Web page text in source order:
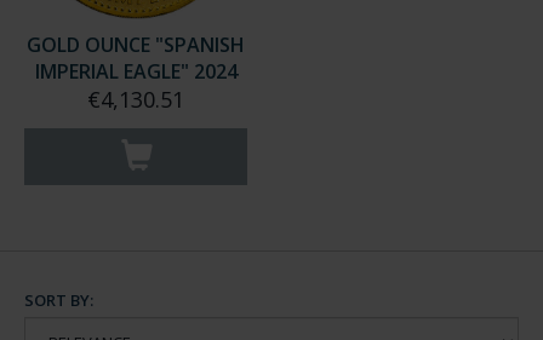
GOLD OUNCE "SPANISH
IMPERIAL EAGLE" 2024
€4,130.51
SORT BY: